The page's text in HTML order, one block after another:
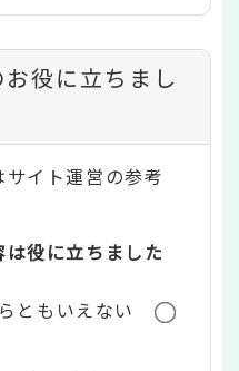
役に立ちまし
イト運営の参考
役に立ちました
ともいえない